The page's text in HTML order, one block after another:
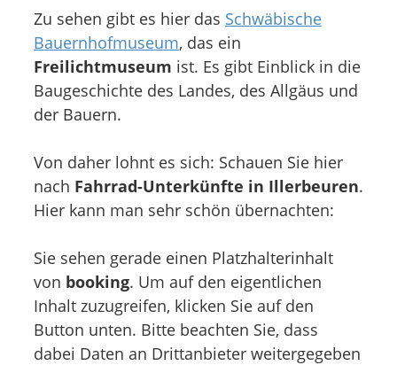
Zu sehen gibt es hier das Schwäbische
Bauernhofmuseum, das ein
Freilichtmuseum ist. Es gibt Einblick in die
Baugeschichte des Landes, des Allgäus und
der Bauern.
Von daher lohnt es sich: Schauen Sie hier
nach Fahrrad-Unterkünfte in Illerbeuren.
Hier kann man sehr schön übernachten:
Sie sehen gerade einen Platzhalterinhalt
von booking. Um auf den eigentlichen
Inhalt zuzugreifen, klicken Sie auf den
Button unten. Bitte beachten Sie, dass
dabei Daten an Drittanbieter weitergegeben